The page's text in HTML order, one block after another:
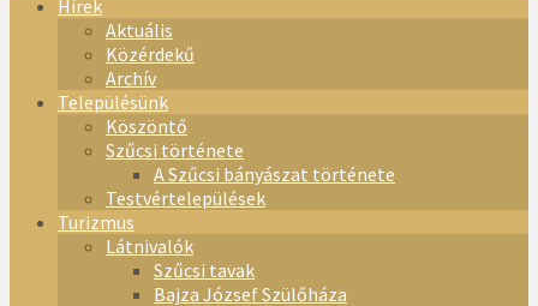
Hírek
Aktuális
Közérdekű
Archív
Településünk
Köszöntő
Szűcsi története
A Szűcsi bányászat története
Testvértelepülések
Turizmus
Látnivalók
Szűcsi tavak
Bajza József Szülőháza